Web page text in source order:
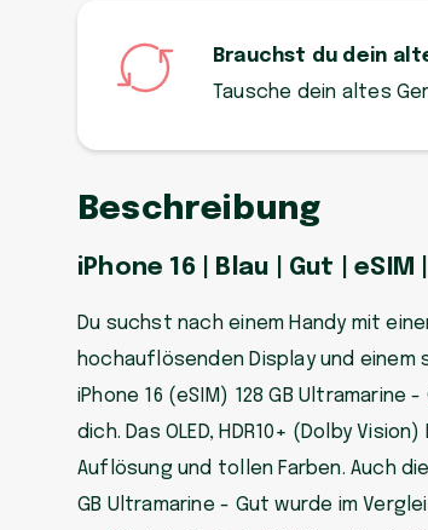
Brauchst du dein
Tausche dein altes
Beschreibung
iPhone 16 | Blau | Gut | eSIM |
Du suchst nach einem Handy mit
hochauflösenden Display und einem
iPhone 16 (eSIM) 128 GB
dich. Das OLED, HDR10+ (Dolby
Auflösung und tollen Farben. Auch
GB Ultramarine - Gut wurde im